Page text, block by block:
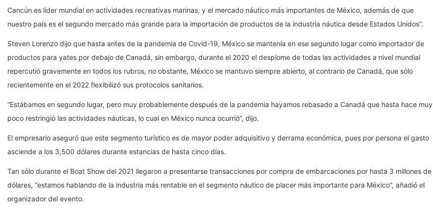
Cancún es líder mundial en actividades recreativas marinas, y el mercado náutico más importantes de México, además de que
nuestro país es el segundo mercado más grande para la importación de productos de la industria náutica desde Estados Unidos”.
Steven Lorenzo dijo que hasta antes de la pandemia de Covid-19, México se mantenía en ese segundo lugar como importador de
productos para yates por debajo de Canadá, sin embargo, durante el 2020 el desplome de todas las actividades a nivel mundial
repercutió gravemente en todos los rubros, no obstante, México se mantuvo siempre abierto, al contrario de Canadá, que sólo
recientemente en el 2022 flexibilizó sus protocolos sanitarios.
“Estábamos en segundo lugar, pero muy probablemente después de la pandemia hayamos rebasado a Canadá que hasta hace muy
poco restringió las actividades náuticas, lo cual en México nunca ocurrió”, dijo.
El empresario aseguró que este segmento turístico es de mayor poder adquisitivo y derrama económica, pues por persona el gasto
asciende a los 3,500 dólares durante estancias de hasta cinco días.
Tan sólo durante el Boat Show del 2021 llegaron a presentarse transacciones por compra de embarcaciones por hasta 3 millones de
dólares, “estamos hablando de la industria más rentable en el segmento náutico de placer más importante para México”, añadió el
organizador del evento.